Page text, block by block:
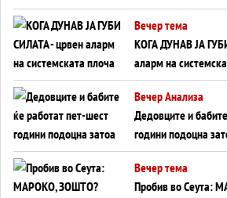
Вечер тема
КОГА ДУНАВ ЈА
аларм на
Германија до
Вечер Анализа
Дедовците и
години подоцна
ВНУЦИ ДА ГИ
Вечер тема
Пробив во Сеута: